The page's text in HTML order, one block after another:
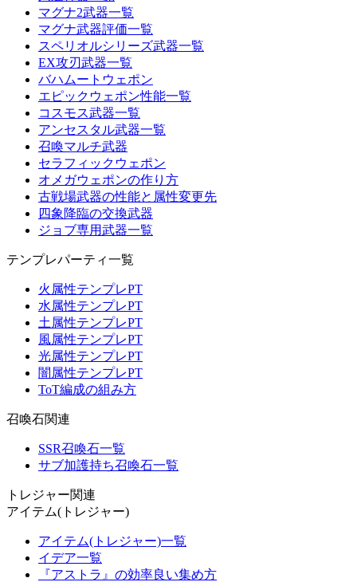
マグナ2武器一覧
マグナ武器評価一覧
スペリオルシリーズ武器一覧
EX攻刃武器一覧
バハムートウェポン
エピックウェポン性能一覧
コスモス武器一覧
アンセスタル武器一覧
召喚マルチ武器
セラフィックウェポン
オメガウェポンの作り方
古戦場武器の性能と属性変更先
四象降臨の交換武器
ジョブ専用武器一覧
テンプレパーティ一覧
火属性テンプレPT
水属性テンプレPT
土属性テンプレPT
風属性テンプレPT
光属性テンプレPT
闇属性テンプレPT
ToT編成の組み方
召喚石関連
SSR召喚石一覧
サブ加護持ち召喚石一覧
トレジャー関連
アイテム(トレジャー)
アイテム(トレジャー)一覧
イデア一覧
『アストラ』の効率良い集め方